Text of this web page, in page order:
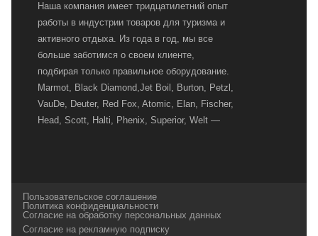
Наша компания имеет тридцатилетний опыт
работы в индустрии товаров для туризма и
активного отдыха. Из года в год, мы все
больше заботимся о своем клиенте,
подбирая только правильное оборудование.
Marmot, Black Diamond,Jet Boil, Burton, Petzl,
VauDe, Deuter, Red Fox, Atomic, Elan, Fischer,
Head, Scott, Halti, Phenix, Superior, Welt —
и взыскательных путешественников,
спортсменов и отдыхающих.
Пользовательское соглашение
Политика конфиденциальности
Согласие на обработку персональных данных
Согласие на рекламную подписку